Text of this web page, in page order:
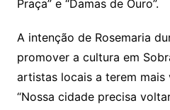
Praça” e “Damas de Ouro”.
A intenção de Rosemaria
promover a cultura em
artistas locais a terem
“Nossa cidade precisa